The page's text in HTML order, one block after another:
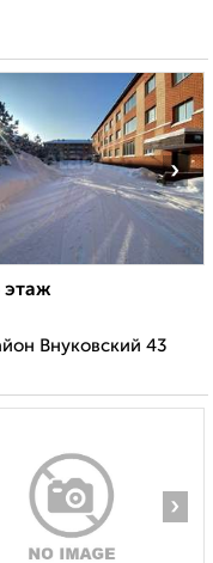
›
этаж
Внуковский 43
›